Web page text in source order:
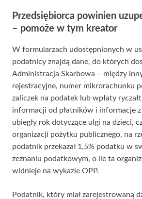
Przedsiębiorca powinien
– pomoże w tym kreator
W formularzach udostępnionych w
podatnicy znajdą dane, do których
Administracja Skarbowa – między
rejestracyjne, numer mikrorachunku
zaliczek na podatek lub wpłaty
informacji od płatników i informacje z
ubiegły rok dotyczące ulgi na dzieci,
organizacji pożytku publicznego, na
podatnik przekazał 1,5% podatku w
zeznaniu podatkowym, o ile ta
widnieje na wykazie OPP.
Podatnik, który miał zarejestrowaną